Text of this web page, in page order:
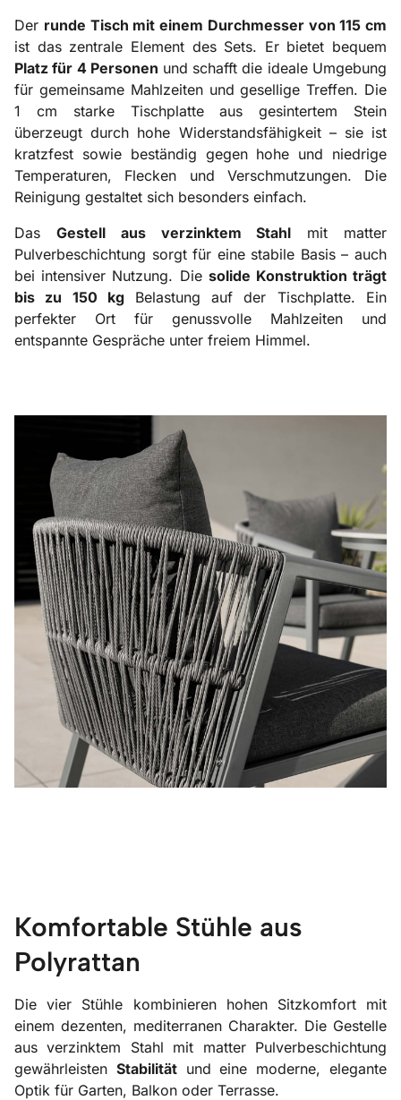
Der runde Tisch mit einem Durchmesser von 115 cm
ist das zentrale Element des Sets. Er bietet bequem
Platz für 4 Personen und schafft die ideale Umgebung
für gemeinsame Mahlzeiten und gesellige Treffen. Die
1 cm starke Tischplatte aus gesintertem Stein
überzeugt durch hohe Widerstandsfähigkeit – sie ist
kratzfest sowie beständig gegen hohe und niedrige
Temperaturen, Flecken und Verschmutzungen. Die
Reinigung gestaltet sich besonders einfach.
Das Gestell aus verzinktem Stahl mit matter
Pulverbeschichtung sorgt für eine stabile Basis – auch
bei intensiver Nutzung. Die solide Konstruktion trägt
bis zu 150 kg Belastung auf der Tischplatte. Ein
perfekter Ort für genussvolle Mahlzeiten und
entspannte Gespräche unter freiem Himmel.
Komfortable Stühle aus
Polyrattan
Die vier Stühle kombinieren hohen Sitzkomfort mit
einem dezenten, mediterranen Charakter. Die Gestelle
aus verzinktem Stahl mit matter Pulverbeschichtung
gewährleisten Stabilitätund eine moderne, elegante
Optik für Garten, Balkon oder Terrasse.